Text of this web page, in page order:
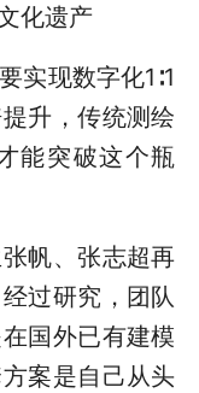
化遗产
现数字化1∶1
升，传统测绘
能突破这个瓶
帆、张志超再
过研究，团队
国外已有建模
案是自己从头